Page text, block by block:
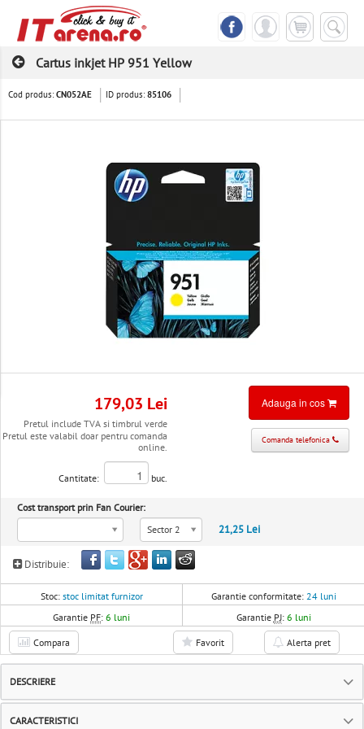
Cartus inkjet HP 951 Yellow
Cod produs:CN052AE ID produs:85106
179,03 Lei
Pretul include TVA si timbrul verde
Pretul este valabil doar pentru comanda
online.
Cantitate: buc.
Adauga in cos
Comanda telefonica
Cost transport prin Fan Courier:
Sector 2
21,25 Lei
Distribuie:
Stoc: stoc limitat furnizor Garantie conformitate: 24 luni
Garantie PF:6 luni Garantie PJ: 6 luni
Compara Favorit Alerta pret
DESCRIERE
CARACTERISTICI